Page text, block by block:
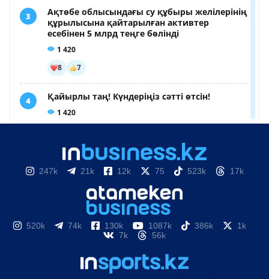
247k 21k 12k 75 523k 17k
520k 74k 130k 1087k 386k
1k
7k
56k